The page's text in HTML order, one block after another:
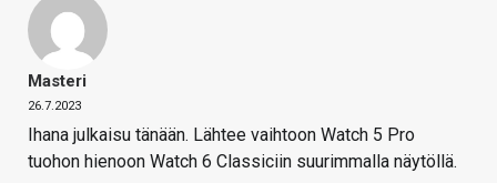
Masteri
26.7.2023
Ihana julkaisu tänään. Lähtee vaihtoon Watch 5 Pro
tuohon hienoon Watch 6 Classiciin suurimmalla näytöllä.